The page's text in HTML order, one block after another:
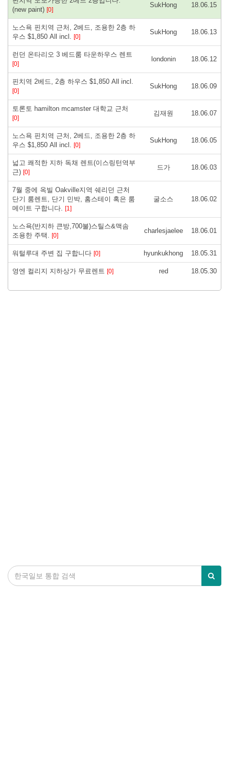
(new paint) [0]
SukHong 18.06.15
노스욕 핀치역 근처, 2베드, 조용한 2층 하
우스 $1,850 All incl. [0]
SukHong 18.06.13
런던 온타리오 3 베드룸 타운하우스 렌트
[0]
londonin 18.06.12
핀치역 2베드, 2층 하우스 $1,850 All incl.
[0]
SukHong 18.06.09
토론토 hamilton mcamster 대학교 근처
[0]
김재원 18.06.07
노스욕 핀치역 근처, 2베드, 조용한 2층 하
우스 $1,850 All incl. [0]
SukHong 18.06.05
넓고 쾌적한 지하 독채 렌트(이스링턴역부
근) [0]
드가 18.06.03
7월 중에 옥빌 Oakville지역 쉐리던 근처
단기 룸렌트, 단기 민박, 홈스테이 혹은 룸
메이트 구합니다. [1]
굴소스 18.06.02
노스욕(반지하 큰방,700불)스틸스&맥솜
조용한 주택. [0]
charlesjaelee 18.06.01
워털루대 주변 집 구합니다 [0] hyunkukhong 18.05.31
영엔 컬리지 지하상가 무료렌트 [0] red 18.05.30